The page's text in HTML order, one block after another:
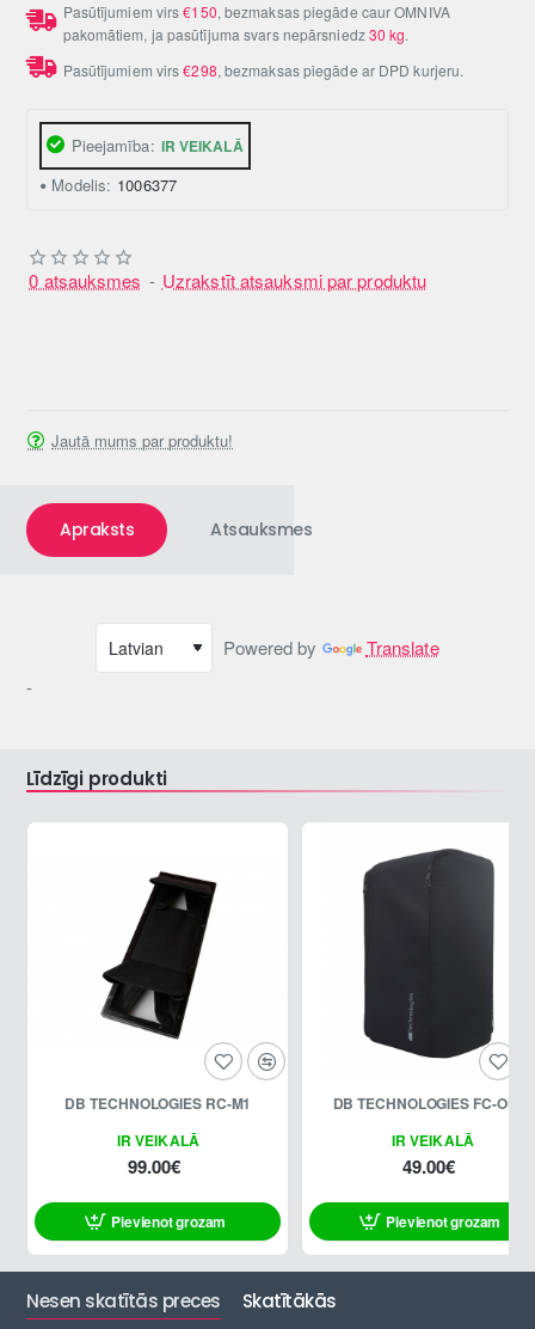
Pieejamība: IR VEIKALĀ
Modelis: 1006377
0 atsauksmes - Uzrakstīt atsauksmi par produktu
Pasūtījumiem virs€150, bezmaksas piegāde caur OMNIVA
pakomātiem, ja pasūtījuma svars nepārsniedz30 kg.
Pasūtījumiem virs€298, bezmaksas piegāde ar DPD kurjeru.
Jautā mums par produktu!
Apraksts Atsauksmes
Powered by
Translate
-
Līdzīgi produkti
IR VEIKALĀ
DB TECHNOLOGIES RC-M1
99.00€
Pievienot grozam
IR VEIKALĀ
DB TECHNOLOGIES FC-OP10
49.00€
Pievienot grozam
Nesen skatītās preces Skatītākās